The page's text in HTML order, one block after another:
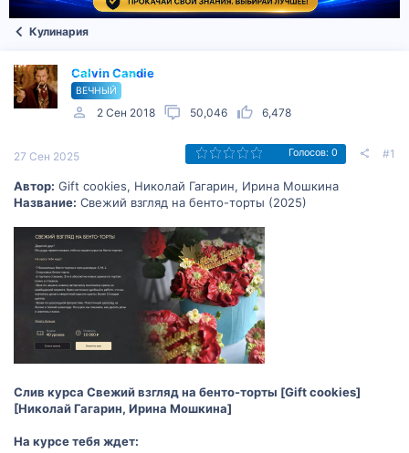
Кулинария
Calvin Candie
ВЕЧНЫЙ
2 Сен 2018 50,046 6,478
27 Сен 2025 Голосов: 0 #1
Автор: Gift cookies, Николай Гагарин, Ирина Мошкина
Название: Свежий взгляд на бенто-торты (2025)
Слив курса Свежий взгляд на бенто-торты [Gift cookies]
[Николай Гагарин, Ирина Мошкина]
На курсе тебя ждет: